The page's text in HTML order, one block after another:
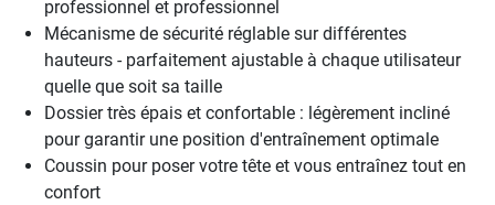
professionnel et professionnel
Mécanisme de sécurité réglable sur différentes
hauteurs - parfaitement ajustable à chaque utilisateur
quelle que soit sa taille
Dossier très épais et confortable : légèrement incliné
pour garantir une position d'entraînement optimale
Coussin pour poser votre tête et vous entraînez tout en
confort